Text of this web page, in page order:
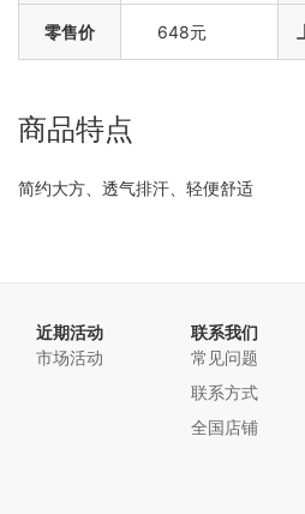
零售价 648元
商品特点
简约大方、透气排汗、轻便舒适
近期活动
市场活动
联系我们
常见问题
联系方式
全国店铺